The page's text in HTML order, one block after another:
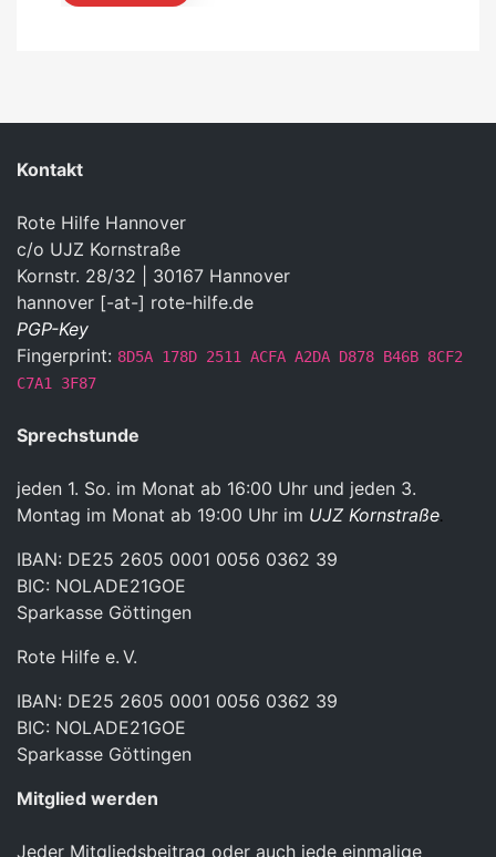
Kontakt
Rote Hilfe Hannover
c/o UJZ Kornstraße
Kornstr. 28/32 | 30167 Hannover
hannover [-at-] rote-hilfe.de
PGP-Key
Fingerprint: 8D5A 178D 2511 ACFA A2DA D878 B46B 8CF2
C7A1 3F87
Sprechstunde
jeden 1. So. im Monat ab 16:00 Uhr und jeden 3.
Montag im Monat ab 19:00 Uhr im UJZ Kornstraße.
IBAN: DE25 2605 0001 0056 0362 39
BIC: NOLADE21GOE
Sparkasse Göttingen
Rote Hilfe e. V.
IBAN: DE25 2605 0001 0056 0362 39
BIC: NOLADE21GOE
Sparkasse Göttingen
Mitglied werden
Jeder Mitgliedsbeitrag oder auch jede einmalige